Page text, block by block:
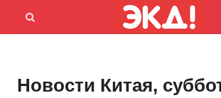
Menu
Открыть
Новости Китая,